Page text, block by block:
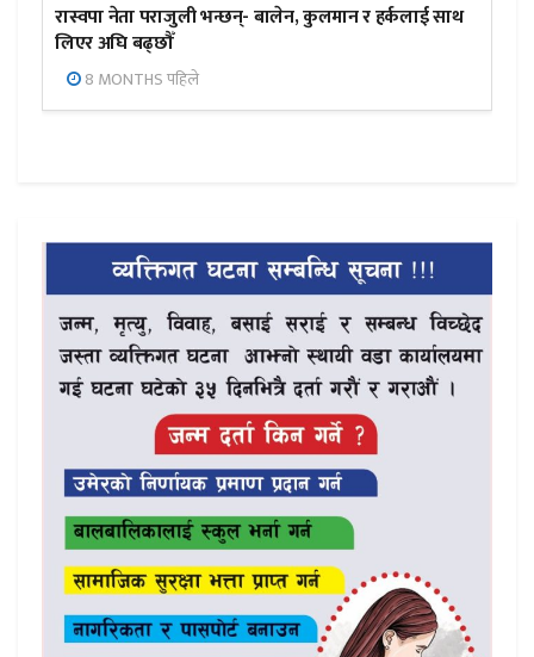
रास्वपा नेता पराजुली भन्छन्- बालेन, कुलमान र हर्कलाई साथ
लिएर अघि बढ्छौँ
8 MONTHS पहिले